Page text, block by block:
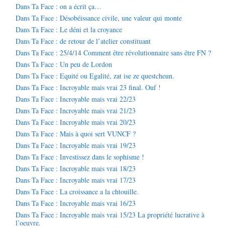
Dans Ta Face : on a écrit ça…
Dans Ta Face : Désobéissance civile, une valeur qui monte
Dans Ta Face : Le déni et la croyance
Dans Ta Face : de retour de l’atelier constituant
Dans Ta Face : 25/4/14 Comment être révolutionnaire sans être FN ?
Dans Ta Face : Un peu de Lordon
Dans Ta Face : Equité ou Egalité, zat ise ze questcheun.
Dans Ta Face : Incroyable mais vrai 23 final. Ouf !
Dans Ta Face : Incroyable mais vrai 22/23
Dans Ta Face : Incroyable mais vrai 21/23
Dans Ta Face : Incroyable mais vrai 20/23
Dans Ta Face : Mais à quoi sert VUNCF ?
Dans Ta Face : Incroyable mais vrai 19/23
Dans Ta Face : Investissez dans le sophisme !
Dans Ta Face : Incroyable mais vrai 18/23
Dans Ta Face : Incroyable mais vrai 17/23
Dans Ta Face : La croissance a la chtouille.
Dans Ta Face : Incroyable mais vrai 16/23
Dans Ta Face : Incroyable mais vrai 15/23 La propriété lucrative à
l’oeuvre.